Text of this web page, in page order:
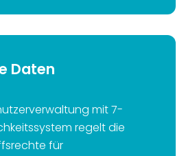
Daten
mit 7-
regelt die
für